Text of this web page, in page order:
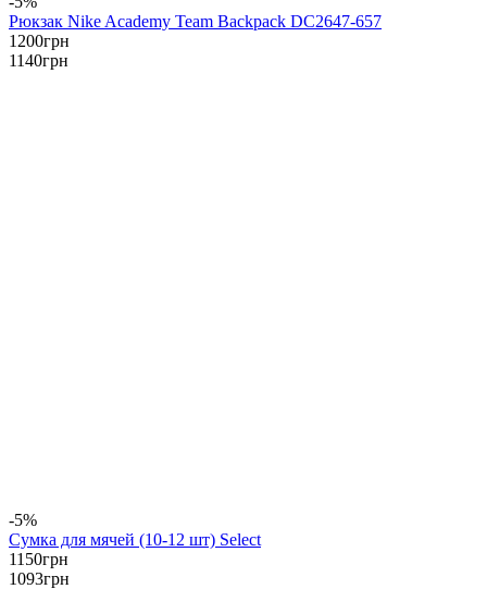
Рюкзак Nike Academy Team Backpack DC2647-657
1200грн
1140грн
-5%
Сумка для мячей (10-12 шт) Select
1150грн
1093грн